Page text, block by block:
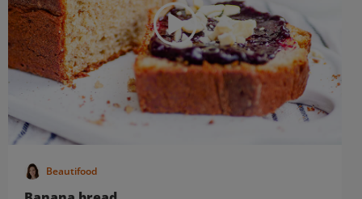
Beautifood